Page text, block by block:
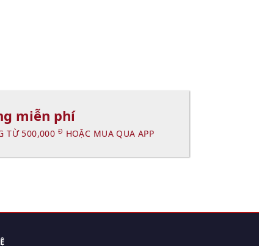
miễn phí
TỪ 500,000 Đ HOẶC MUA QUA APP